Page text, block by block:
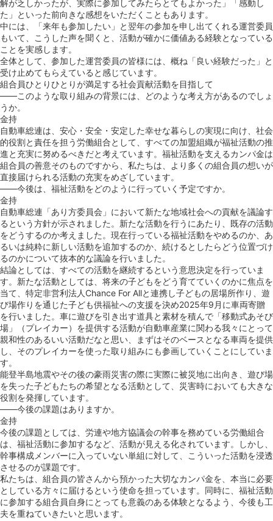
解が乏しかったが、実際に参加してみたらとてもよかった」「感動し
た」といった前向きな感想をいただくこともあります。
中には、「来年も参加したい」と翌年の参加を申し出てくれる運営委員
もいて、こうした声を聞くと、活動が確かに価値ある経験となっている
ことを実感します。
全体として、参加した運営委員の皆様には、概ね「良い経験だった」と
受け止めてもらえていると感じています。
組合員ひとりひとりが満足する社会貢献活動を目指して
――このような取り組みの背景には、どのような考え方があるのでしょ
うか。
金持
⾃動⾞総連は、安⼼・安全・安定した幸せな暮らしの実現に向け、社会
的役割と責任を担う労働組合として、すべての加盟組織が福祉活動の推
進と充実に努めるべきだと考えています。福祉活動を支えるカンパ金は
組合員の善意そのものですから、私たちは、より多くの組合員の想いが
直接届けられる活動の充実をめざしています。
――今後は、福祉活動をどのように行っていく予定ですか。
金持
自動車総連「あり方委員会」において新たな地域社会への貢献を議論す
るという方針が示されました。新たな活動を行うにあたり、既存の活動
をどうするのか考えました。現在行っている福祉活動をやめるのか、あ
るいは純粋に新しい活動を追加するのか、続けるとしたらどう位置づけ
るのかについて抜本的な議論を行いました。
結論としては、すべての活動を継続するという意思決定を行っていま
す。新たな活動としては、将来の子どもをどう育てていくのかに焦点を
当て、特定非営利法人Chance For Allと連携し子どもの居場所作り、遊
び場作りを通じた子ども供福祉への支援を決め2025年9月に車両寄贈
を行いました。車に遊びを引き出す道具と素材を積んで「移動式あそび
場」（プレイカー）を提供する活動が自動車産業に関わる我々にとって
親和性のあるいい活動だなと思い、まずはそのベースとなる車両を提供
し、そのプレイカーを使った取り組みにも参画していくことにしていま
す。
能登半島地震やその後の豪雨災害の際に実際に被災地に出向き、遊び場
を失った子どもたちの希望となる活動として、災害時においても大きな
役割を発揮しています。
――今後の課題はありますか。
金持
今後の課題としては、労連や地方協議会の幹事を務めている労働組合
は、福祉活動に参加するなど、活動が見える化されています。しかし、
幹事構成メンバーに入っていない単組に対して、こういった活動を浸透
させるのが課題です。
私たちは、組合員の皆さんから預かった大切なカンパ金を、本当に必要
としている方々に届けるという使命を担っています。同時に、福祉活動
に参加する組合員自身にとっても意義のある体験となるよう、今後も工
夫を重ねていきたいと思います。